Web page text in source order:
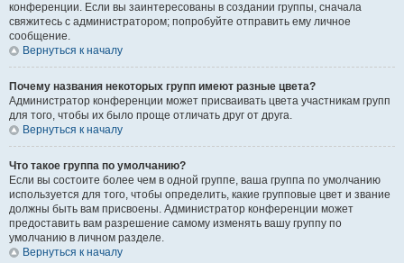
конференции. Если вы заинтересованы в создании группы, сначала
свяжитесь с администратором; попробуйте отправить ему личное
сообщение.
Вернуться к началу
Почему названия некоторых групп имеют разные цвета?
Администратор конференции может присваивать цвета участникам групп
для того, чтобы их было проще отличать друг от друга.
Вернуться к началу
Что такое группа по умолчанию?
Если вы состоите более чем в одной группе, ваша группа по умолчанию
используется для того, чтобы определить, какие групповые цвет и звание
должны быть вам присвоены. Администратор конференции может
предоставить вам разрешение самому изменять вашу группу по
умолчанию в личном разделе.
Вернуться к началу